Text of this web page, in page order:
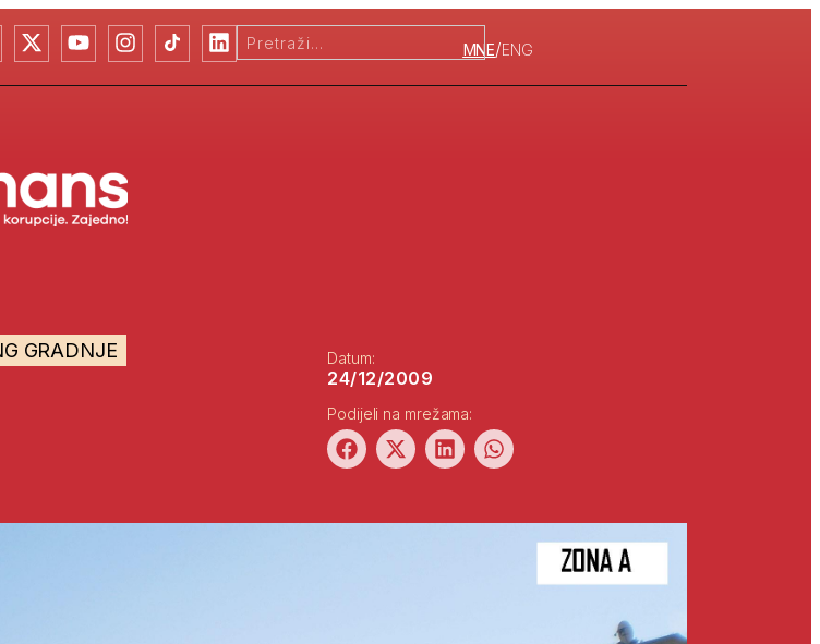
MNE/ENG
GRADNJE
Datum:
24/12/2009
Podijeli na mrežama: